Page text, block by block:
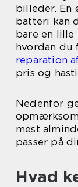
billeder. En
batteri kan
bare en lille
hvordan du
reparation
pris og
Nedenfor
mest
passer på
Hvad